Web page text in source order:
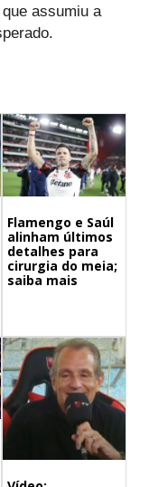
assumiu a
Flamengo e Saúl
alinham últimos
detalhes para
cirurgia do meia;
saiba mais